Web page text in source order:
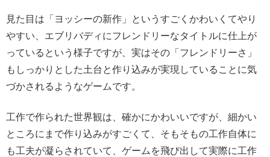
見た目は「ヨッシーの新作」というすごくかわいくてやり
やすい、エブリバディにフレンドリーなタイトルに仕上が
っているという様子ですが、実はその「フレンドリーさ」
もしっかりとした土台と作り込みが実現していることに気
づかされるようなゲームです。
工作で作られた世界観は、確かにかわいいですが、細かい
ところにまで作り込みがすごくて、そもそもの工作自体に
も工夫が凝らされていて、ゲームを飛び出して実際に工作